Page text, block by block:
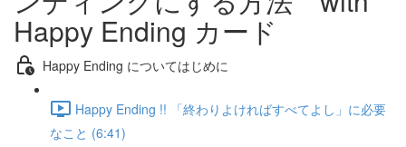
Happy Ending カード
Happy Ending についてはじめに
Happy Ending !! 「終わりよければすべてよし」に必要
なこと (6:41)